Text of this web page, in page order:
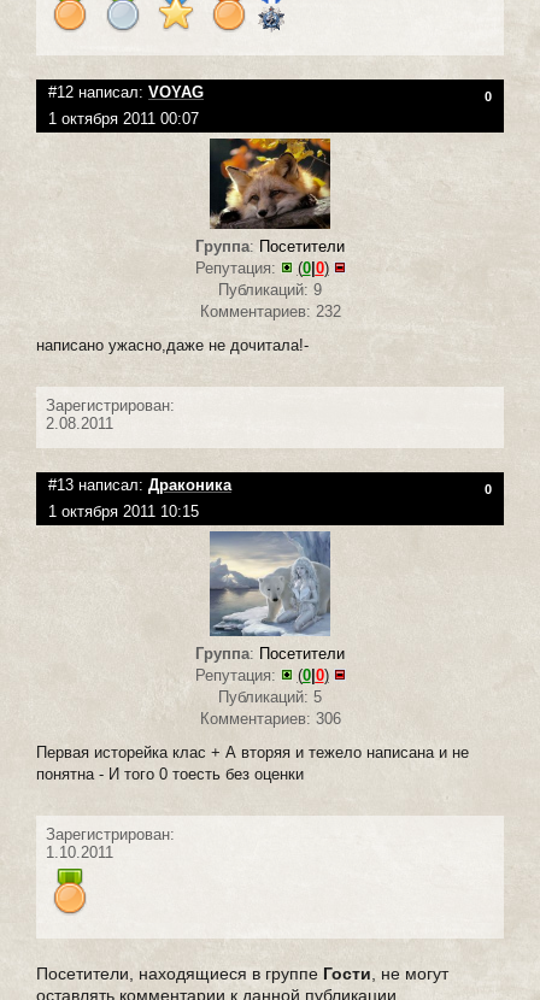
#12 написал: VOYAG 0
1 октября 2011 00:07
Группа: Посетители
Репутация:
(0| 0)
Публикаций: 9
Комментариев: 232
написано ужасно,даже не дочитала!-
Зарегистрирован:
2.08.2011
#13 написал: Драконика 0
1 октября 2011 10:15
Группа: Посетители
Репутация:
(0| 0)
Публикаций: 5
Комментариев: 306
Первая исторейка клас + А вторяя и тежело написана и не
понятна - И того 0 тоесть без оценки
Зарегистрирован:
1.10.2011
Посетители, находящиеся в группе Гости , не могут
оставлять комментарии к данной публикации.